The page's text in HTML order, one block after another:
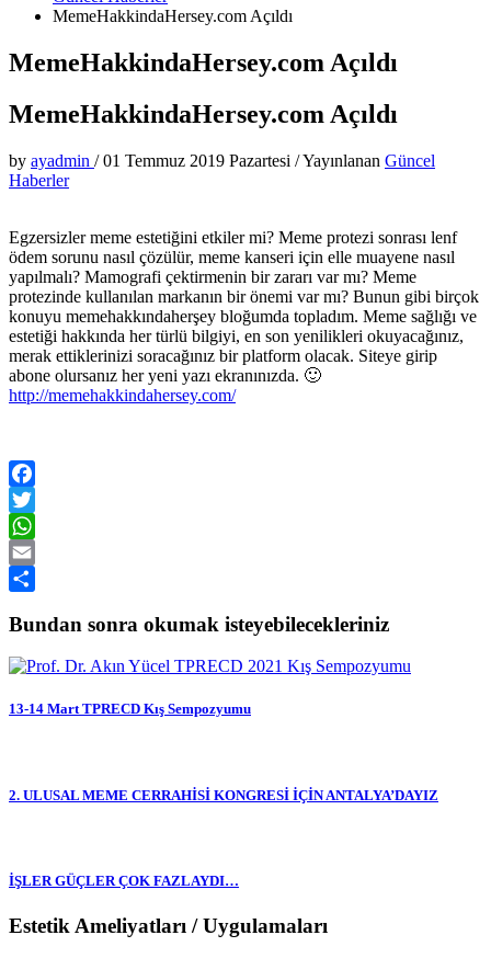
MemeHakkindaHersey.com Açıldı
MemeHakkindaHersey.com Açıldı
MemeHakkindaHersey.com Açıldı
by ayadmin /01 Temmuz 2019 Pazartesi /Yayınlanan Güncel
Haberler
Egzersizler meme estetiğini etkiler mi? Meme protezi sonrası lenf
ödem sorunu nasıl çözülür, meme kanseri için elle muayene nasıl
yapılmalı? Mamografi çektirmenin bir zararı var mı? Meme
protezinde kullanılan markanın bir önemi var mı? Bunun gibi birçok
konuyu memehakkındaherşey bloğumda topladım. Meme sağlığı ve
estetiği hakkında her türlü bilgiyi, en son yenilikleri okuyacağınız,
merak ettiklerinizi soracağınız bir platform olacak. Siteye girip
abone olursanız her yeni yazı ekranınızda. 🙂
http://memehakkindahersey.com/
Facebook
Twitter
WhatsApp
Email
Bundan sonra okumak isteyebilecekleriniz
13-14 Mart TPRECD Kış Sempozyumu
2. ULUSAL MEME CERRAHİSİ KONGRESİ İÇİN ANTALYA’DAYIZ
İŞLER GÜÇLER ÇOK FAZLAYDI…
Estetik Ameliyatları / Uygulamaları